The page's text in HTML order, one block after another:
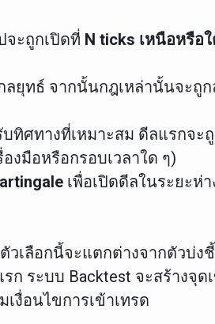
จะถูกเปิดที่ N ticks เหนือหรือ
ยุทธ์ จากนั้นกฎเหล่านั้นจะถู
ทิศทางที่เหมาะสม ดีลแรกจะ
งมือหรือกรอบเวลาใด ๆ)
เพื่อเปิดดีลในระยะ
วเลือกนี้จะแตกต่างจากตัวบ่ง
ก ระบบ Backtest จะสร้างจุด
งื่อนไขการเข้าเทรด